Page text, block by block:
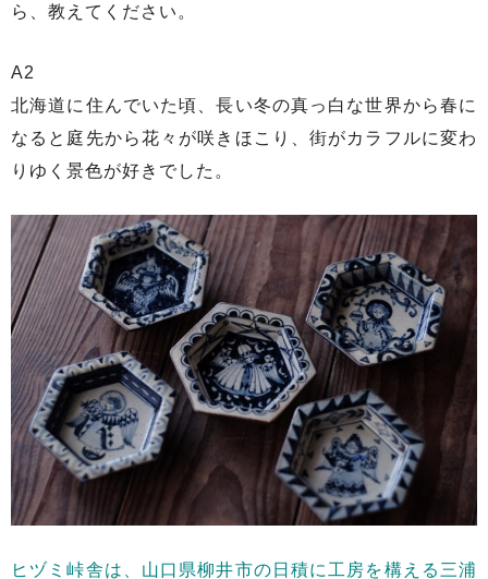
ら、教えてください。
A2
北海道に住んでいた頃、長い冬の真っ白な世界から春に
なると庭先から花々が咲きほこり、街がカラフルに変わ
りゆく景色が好きでした。
ヒヅミ峠舎は、山口県柳井市の日積に工房を構える三浦